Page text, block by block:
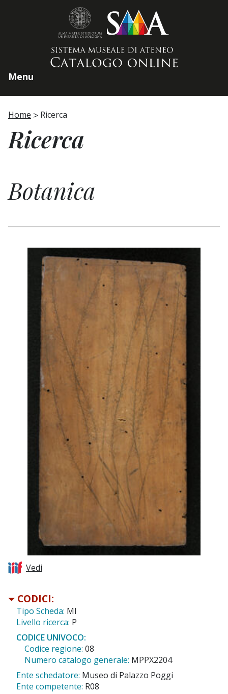
Menu
Home Ricerca
Ricerca
Botanica
Vedi
CODICI:
Tipo Scheda: MI
Livello ricerca: P
CODICE UNIVOCO:
Codice regione: 08
Numero catalogo generale: MPPX2204
Ente schedatore: Museo di Palazzo Poggi
Ente competente: R08